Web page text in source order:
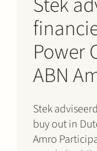
Power
ABN
Stek
buy out in
Amro